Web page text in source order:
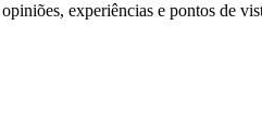
experiências e pontos de